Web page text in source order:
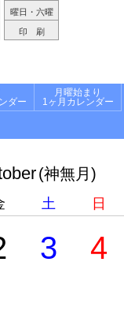
曜日・六曜
印 刷
ダー
月曜始まり
1ヶ月カレンダー
(神無月)
土 日
3 4